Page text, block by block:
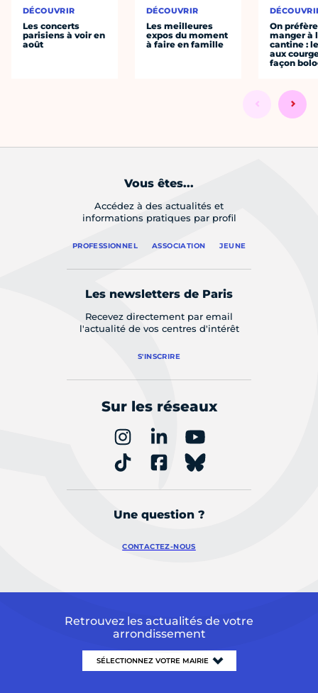
DÉCOUVRIR
Les concerts
parisiens à voir en
août
DÉCOUVRIR
Les meilleures
expos du moment
à faire en famille
On préfère
manger à
cantine :
aux
façon
Vous êtes...
Accédez à des actualités et
informations pratiques par profil
PROFESSIONNEL ASSOCIATION JEUNE
Les newsletters de Paris
Recevez directement par email
l'actualité de vos centres d'intérêt
S'INSCRIRE
Sur les réseaux
Une question ?
CONTACTEZ-NOUS
Retrouvez les actualités de votre
arrondissement